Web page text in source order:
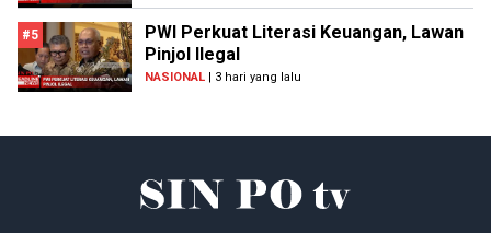
#5
PWI Perkuat Literasi Keuangan, Lawan
Pinjol Ilegal
NASIONAL | 3 hari yang lalu